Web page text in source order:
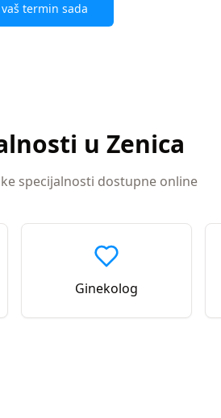
termin sada
u Zenica
specijalnosti dostupne online
Ginekolog